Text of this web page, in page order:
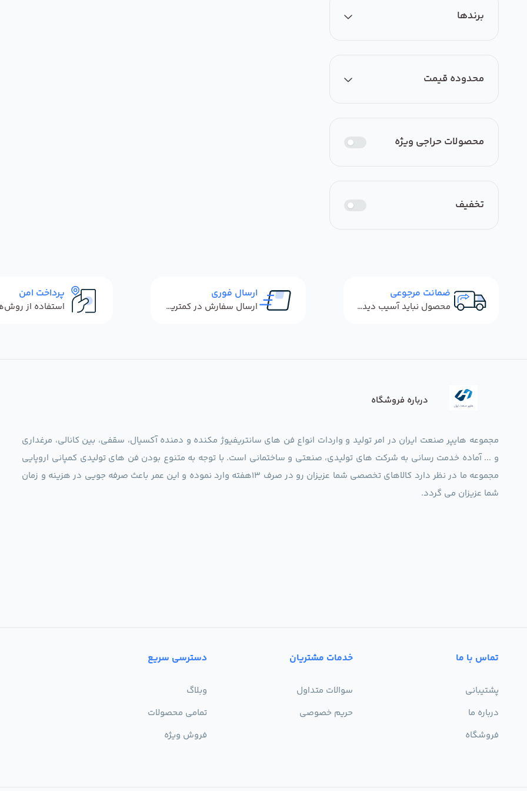
برندها
محدوده قیمت
تا
محصولات حراجی ویژه
تخفیف
ضمانت مرجوعی
محصول نباید آسیب دیده باشد
ارسال فوری
ارسال سفارش در کمترین زمان ممکن
پرداخت امن
درباره فروشگاه
مجموعه هایپر صنعت ایران در امر تولید و واردات انواع فن های سانتریفیوژ مکنده و دمنده آکسیال، سقفی، بین کانالی، مرغداری
و ... آماده خدمت رسانی به شرکت های تولیدی، صنعتی و ساختمانی است. با توجه به متنوع بودن فن های تولیدی کمپانی اروپایی
مجموعه ما در نظر دارد کالاهای تخصصی شما عزیزان رو در صرف 13هفته وارد نموده و این عمر باعث صرفه جویی در هزینه و زمان
شما عزیزان می گردد.
تماس با ما
پشتیبانی
درباره ما
فروشگاه
خدمات مشتریان
سوالات متداول
حریم خصوصی
دسترسی سریع
وبلاگ
تمامی محصولات
فروش ویژه